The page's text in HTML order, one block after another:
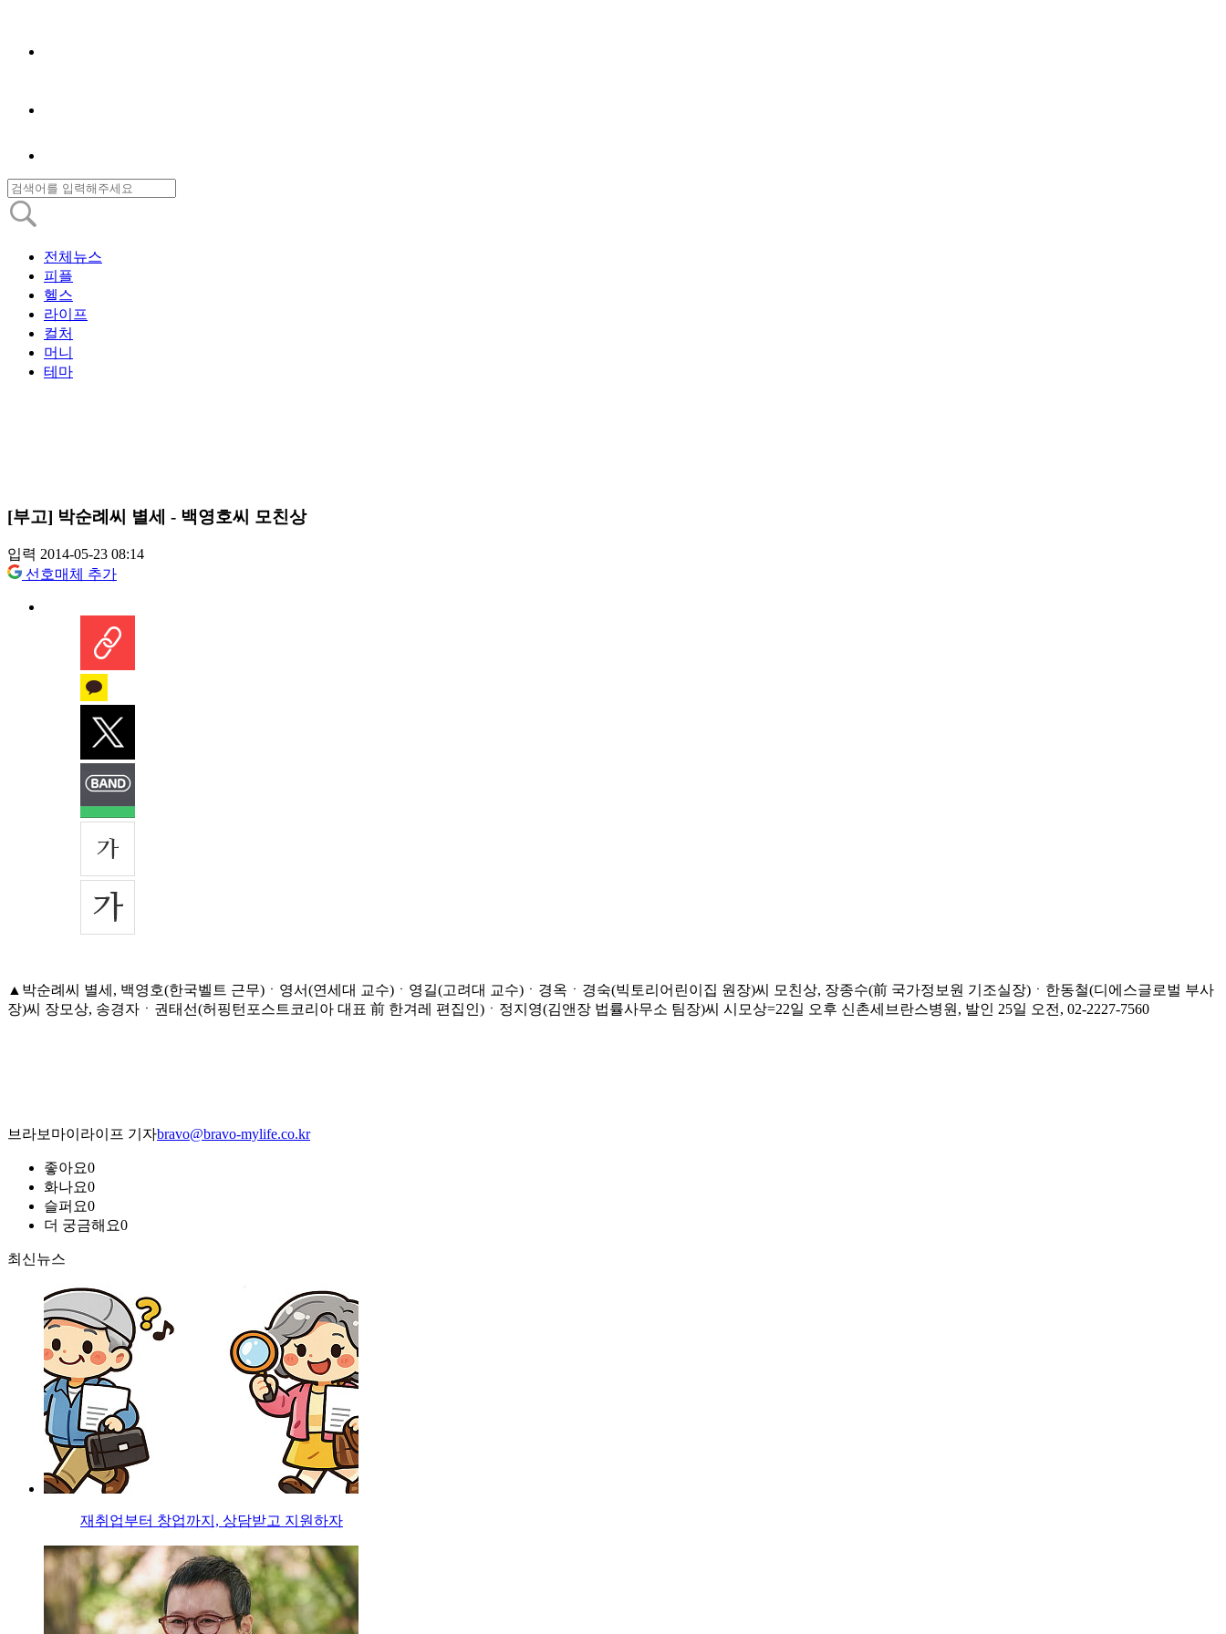
전체뉴스
피플
헬스
라이프
컬처
머니
테마
[부고] 박순례씨 별세 - 백영호씨 모친상
입력 2014-05-23 08:14
선호매체 추가
▲박순례씨 별세, 백영호(한국벨트 근무)ㆍ영서(연세대 교수)ㆍ영길(고려대 교수)ㆍ경옥ㆍ경숙(빅토리어린이집 원장)씨 모친상, 장종수(前 국가정보원 기조실장)ㆍ한동철(디에스글로벌 부사
장)씨 장모상, 송경자ㆍ권태선(허핑턴포스트코리아 대표 前 한겨레 편집인)ㆍ정지영(김앤장 법률사무소 팀장)씨 시모상=22일 오후 신촌세브란스병원, 발인 25일 오전, 02-2227-7560
브라보마이라이프 기자bravo@bravo-mylife.co.kr
좋아요0
화나요0
슬퍼요0
더 궁금해요0
최신뉴스
재취업부터 창업까지, 상담받고 지원하자